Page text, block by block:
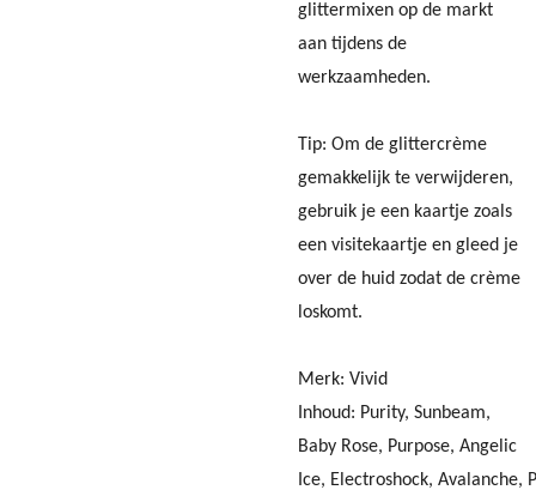
glittermixen op de markt
aan tijdens de
werkzaamheden.
Tip: Om de glittercrème
gemakkelijk te verwijderen,
gebruik je een kaartje zoals
een visitekaartje en gleed je
over de huid zodat de crème
loskomt.
Merk: Vivid
Inhoud: Purity, Sunbeam,
Baby Rose, Purpose, Angelic
Ice, Electroshock, Avalanche,